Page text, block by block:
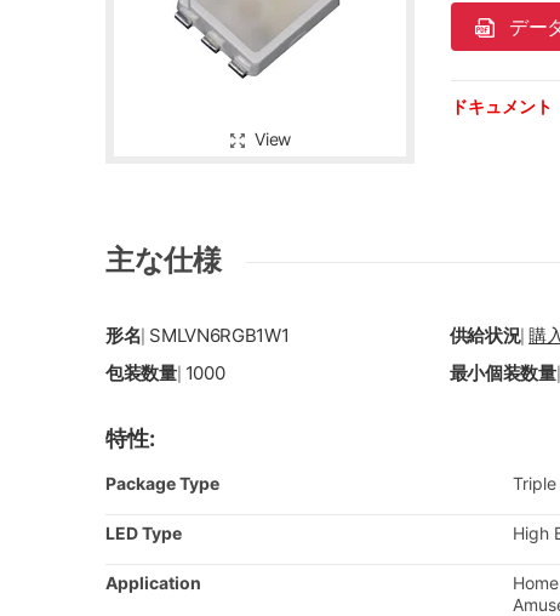
View
デー
ドキュメント
主な仕様
形名 SMLVN6RGB1W1 供給状況|購
包装数量| 1000 最小個装数量|
特性:
Package Type
LED Type High
Application